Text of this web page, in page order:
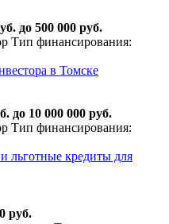
до 500 000 руб.
Тип финансирования:
в Томске
до 10 000 000 руб.
Тип финансирования:
льготные кредиты для
руб.